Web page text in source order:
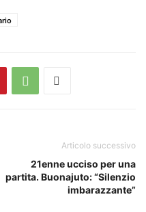
Articolo successivo
21enne ucciso per una
partita. Buonajuto: “Silenzio
imbarazzante”